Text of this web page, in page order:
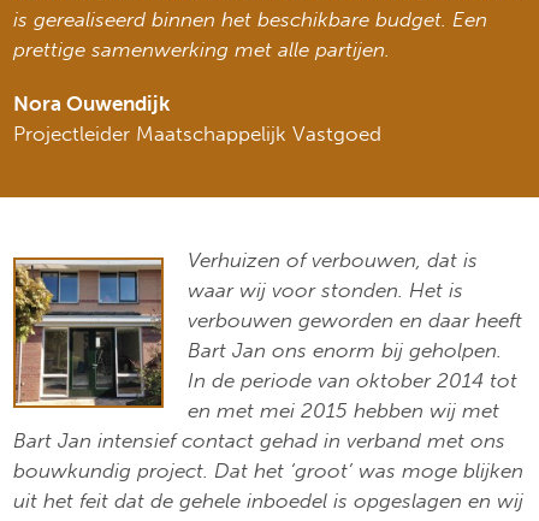
is gerealiseerd binnen het beschikbare budget. Een
prettige samenwerking met alle partijen.
Nora Ouwendijk
Projectleider Maatschappelijk Vastgoed
Verhuizen of verbouwen, dat is
waar wij voor stonden. Het is
verbouwen geworden en daar heeft
Bart Jan ons enorm bij geholpen.
In de periode van oktober 2014 tot
en met mei 2015 hebben wij met
Bart Jan intensief contact gehad in verband met ons
bouwkundig project. Dat het ‘groot’ was moge blijken
uit het feit dat de gehele inboedel is opgeslagen en wij